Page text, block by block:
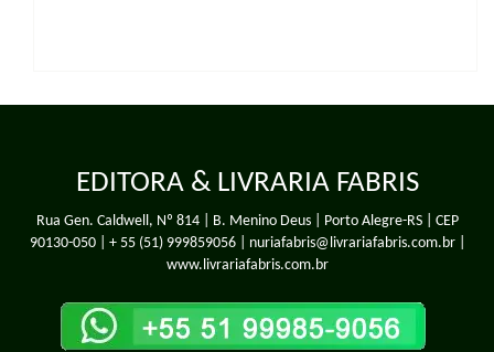
EDITORA & LIVRARIA FABRIS
Rua Gen. Caldwell, Nº 814 | B. Menino Deus | Porto Alegre-RS | CEP
90130-050 | + 55 (51) 999859056| nuriafabris@livrariafabris.com.br |
www.livrariafabris.com.br